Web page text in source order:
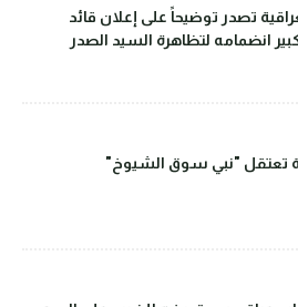
تصدر توضيحاً على إعلان قائد
انضمامه لتظاهرة السيد الصدر
تعتقل "نبي سوق الشيوخ"